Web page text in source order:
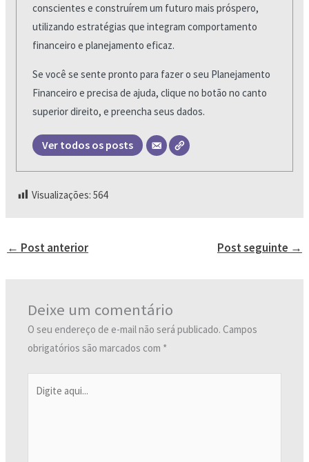
conscientes e construírem um futuro mais próspero,
utilizando estratégias que integram comportamento
financeiro e planejamento eficaz.
Se você se sente pronto para fazer o seu Planejamento
Financeiro e precisa de ajuda, clique no botão no canto
superior direito, e preencha seus dados.
Ver todos os posts
Visualizações: 564
← Post anterior Post seguinte →
Deixe um comentário
O seu endereço de e-mail não será publicado. Campos
obrigatórios são marcados com *
aqui...